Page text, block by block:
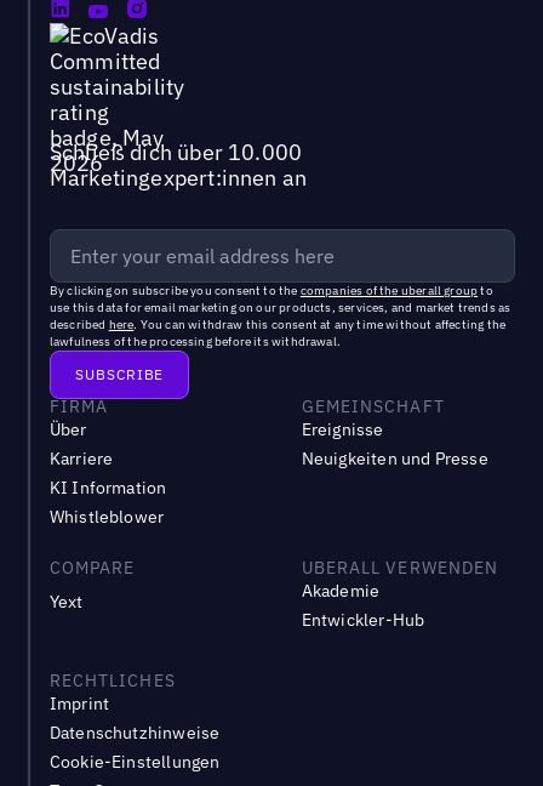
Schließ dich über 10.000
Marketingexpert:innen an
By clicking on subscribe you consent to the companies of the uberall groupto
use this data for email marketing on our products, services, and market trends as
described here. You can withdraw this consent at any time without affecting the
lawfulness of the processing before its withdrawal.
FIRMA
Über
Karriere
KI Information
Whistleblower
GEMEINSCHAFT
Ereignisse
Neuigkeiten und Presse
COMPARE
Yext
UBERALL VERWENDEN
Akademie
Entwickler-Hub
RECHTLICHES
Imprint
Datenschutzhinweise
Cookie-Einstellungen